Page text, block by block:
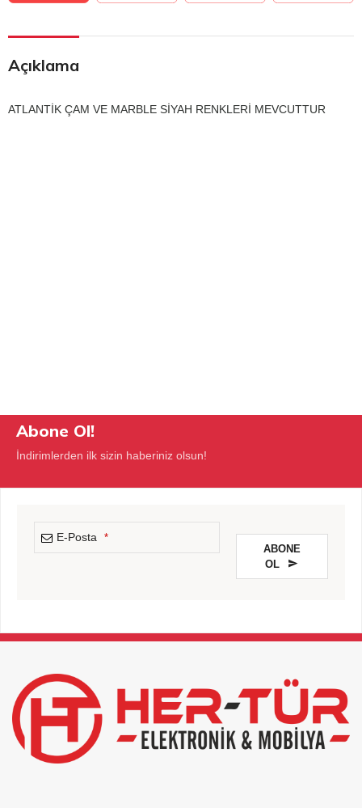
Açıklama
ATLANTİK ÇAM VE MARBLE SİYAH RENKLERİ MEVCUTTUR
Abone Ol!
İndirimlerden ilk sizin haberiniz olsun!
E-Posta *
ABONE
OL
field
left
blank